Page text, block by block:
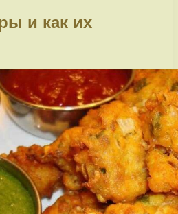
и как их